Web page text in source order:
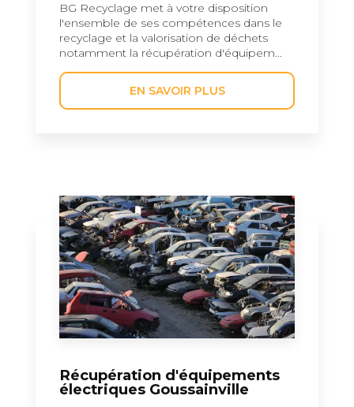
BG Recyclage met à votre disposition
l'ensemble de ses compétences dans le
recyclage et la valorisation de déchets
notamment la récupération d'équipem...
EN SAVOIR PLUS
Récupération d'équipements
électriques Goussainville